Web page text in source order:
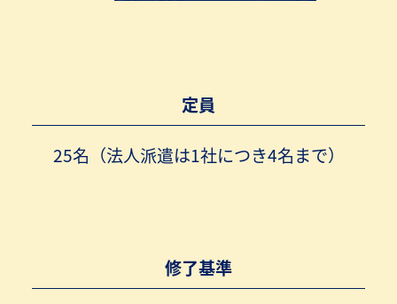
定員
25名（法人派遣は1社につき4名まで）
修了基準